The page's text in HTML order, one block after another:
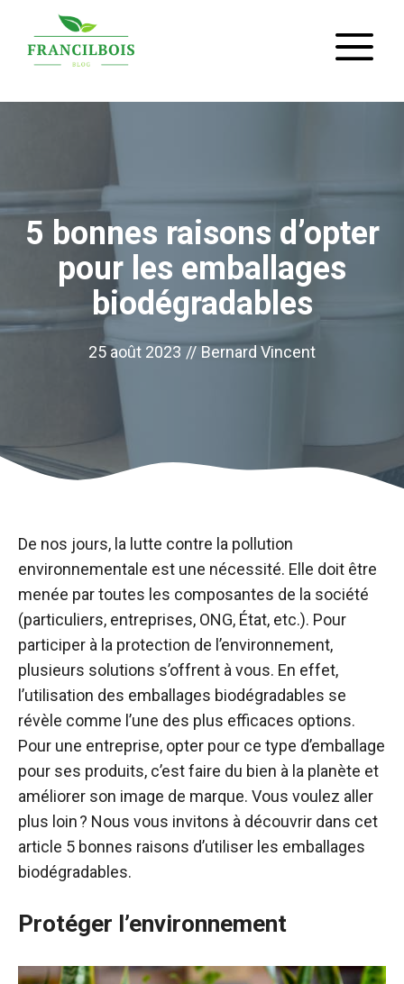
contenu
5 bonnes raisons d’opter
pour les emballages
biodégradables
25 août 2023 // Bernard Vincent
De nos jours, la lutte contre la pollution
environnementale est une nécessité. Elle doit être
menée par toutes les composantes de la société
(particuliers, entreprises, ONG, État, etc.). Pour
participer à la protection de l’environnement,
plusieurs solutions s’offrent à vous. En effet,
l’utilisation des emballages biodégradables se
révèle comme l’une des plus efficaces options.
Pour une entreprise, opter pour ce type d’emballage
pour ses produits, c’est faire du bien à la planète et
améliorer son image de marque. Vous voulez aller
plus loin ? Nous vous invitons à découvrir dans cet
article 5 bonnes raisons d’utiliser les emballages
biodégradables.
Protéger l’environnement